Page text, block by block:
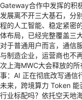
Gateway合作中发挥的积
发展离不开三大基石，分
程的人工智能、稳定紧密
体布局，已经完整覆盖三
对于普通用户而言，通信
与制造企业，运营商也不
次上海MWC大会释放的
事：AI 正在彻底改写通信
未来，跨境算力 Token
行业标配吗？依托空天地